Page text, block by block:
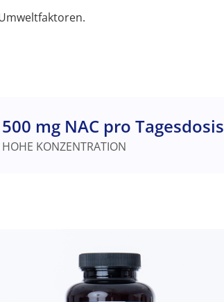
500 mg NAC pro Tagesdosis
HOHE KONZENTRATION